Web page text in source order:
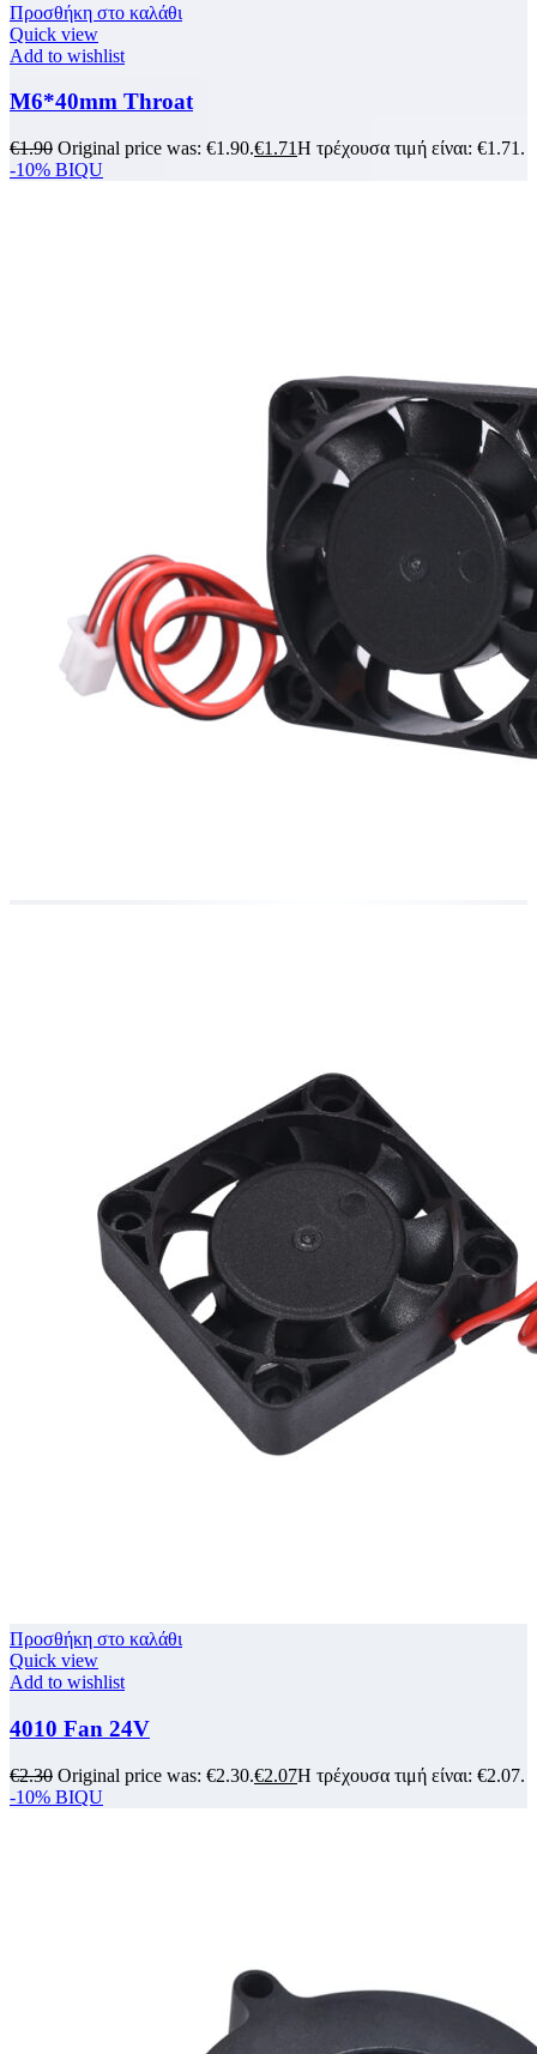
Προσθήκη στο καλάθι
Quick view
Add to wishlist
M6*40mm Throat
€1.90 Original price was: €1.90.€1.71Η τρέχουσα τιμή είναι: €1.71.
-10% BIQU
Προσθήκη στο καλάθι
Quick view
Add to wishlist
4010 Fan 24V
€2.30 Original price was: €2.30.€2.07Η τρέχουσα τιμή είναι: €2.07.
-10% BIQU